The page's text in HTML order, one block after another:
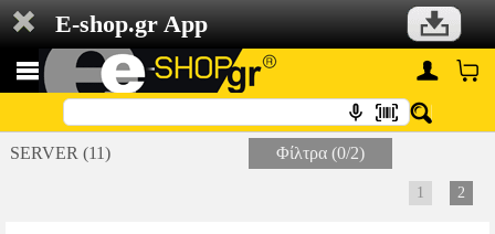
E-shop.gr App
SERVER (11) Φίλτρα (0/2)
1 2